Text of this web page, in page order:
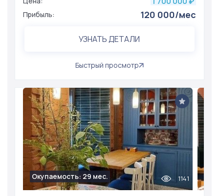
Прибыль: 120 000/мес
УЗНАТЬ ДЕТАЛИ
Быстрый просмотр
Окупаемость: 29 мес. 1141